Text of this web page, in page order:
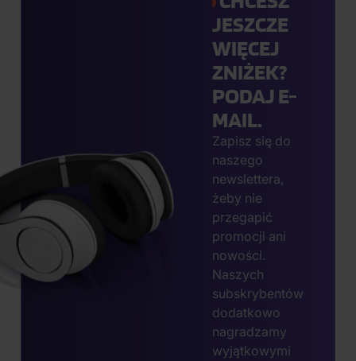
JESZCZE
WIĘCEJ
ZNIŻEK?
PODAJ E-
MAIL.
Zapisz się do
naszego
newslettera,
żeby nie
przegapić
promocji ani
nowości.
Naszych
subskrybentów
dodatkowo
nagradzamy
wyjątkowymi